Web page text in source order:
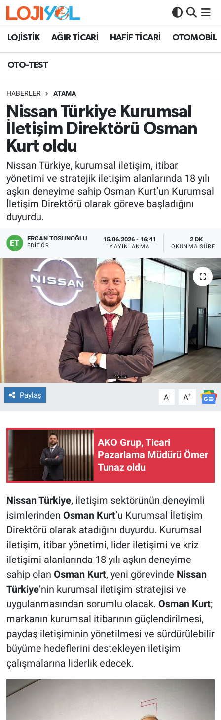
LOJİSTİK AĞIR TİCARİ HAFİF TİCARİ OTOMOBİL
OTO-TEST
HABERLER ATAMA
Nissan Türkiye Kurumsal
İletişim Direktörü Osman
Kurt oldu
Nissan Türkiye, kurumsal iletişim, itibar
yönetimi ve stratejik iletişim alanlarında 18 yılı
aşkın deneyime sahip Osman Kurt’un Kurumsal
İletişim Direktörü olarak göreve başladığını
duyurdu.
ERCAN TOSUNOĞLU
EDITÖR
15.06.2026 - 16:41
YAYINLANMA
2 DK
OKUNMA SÜRESI
Paylaş A- A+
AKO Grup, Ticari
Pazarlama Müdürü Ömer
Tunaz oldu
Nissan Türkiye, iletişim sektörünün deneyimli
isimlerinden Osman Kurt’u Kurumsal İletişim
Direktörü olarak atadığını duyurdu. Kurumsal
iletişim, itibar yönetimi, lider iletişimi ve kriz
iletişimi alanlarında 18 yılı aşkın deneyime
sahip olan Osman Kurt, yeni görevinde Nissan
Türkiye’nin kurumsal iletişim stratejisi ve
uygulanmasından sorumlu olacak. Osman Kurt;
markanın kurumsal itibarının güçlendirilmesi,
paydaş iletişiminin yönetilmesi ve sürdürülebilir
büyüme hedeflerini destekleyen iletişim
çalışmalarına liderlik edecek.
OTO-TEST